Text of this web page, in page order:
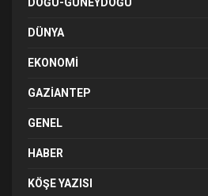
DÜNYA
EKONOMI
GAZIANTEP
GENEL
HABER
KÖŞE YAZISI